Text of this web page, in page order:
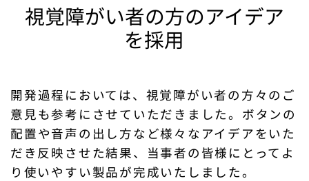
視覚障がい者の方のアイデア
を採用
開発過程においては、視覚障がい者の方々のご
意見も参考にさせていただきました。ボタンの
配置や音声の出し方など様々なアイデアをいた
だき反映させた結果、当事者の皆様にとってよ
り使いやすい製品が完成いたしました。